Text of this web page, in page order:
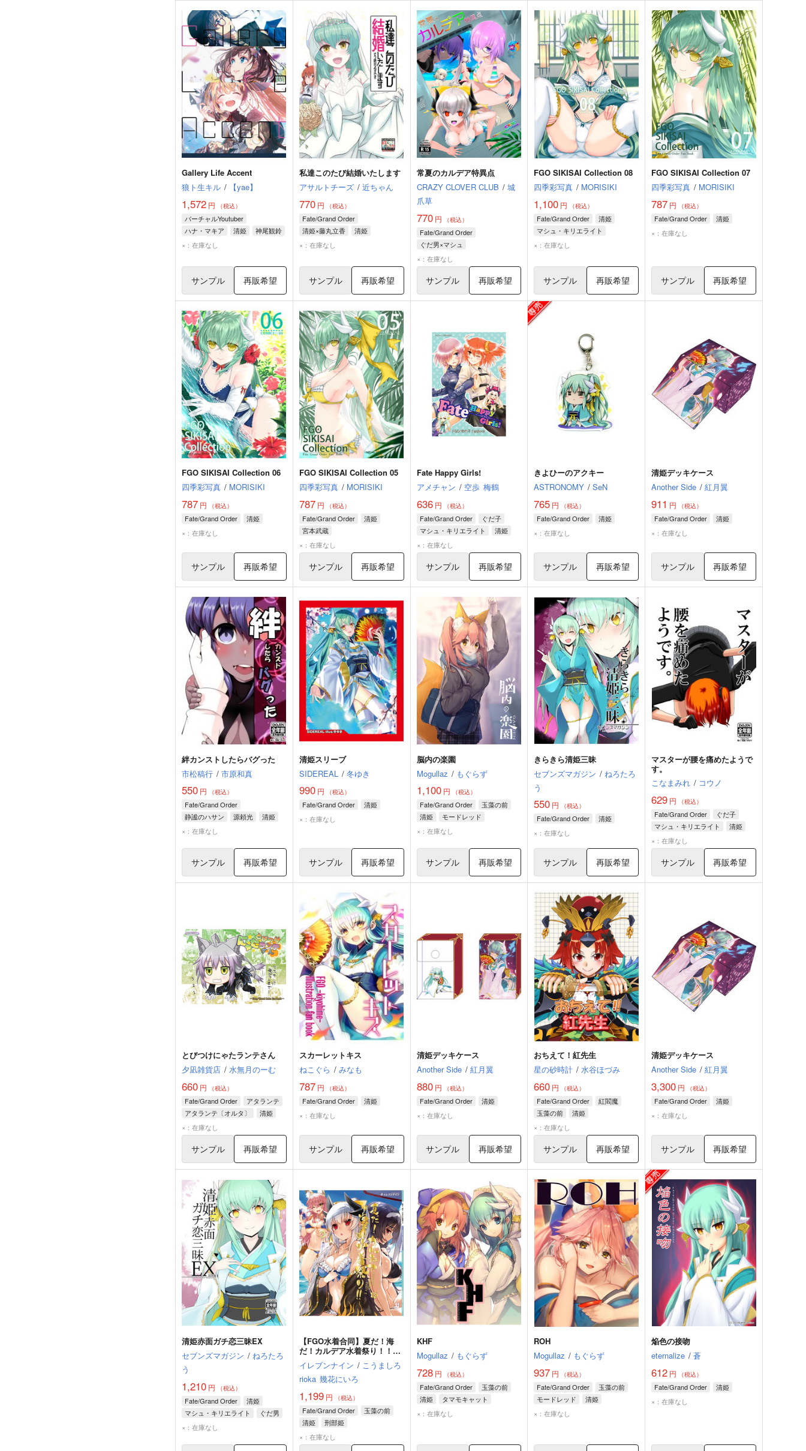
Gallery Life Accent
狼ト生キル / 【yae】
1,572 円 （税込）
バーチャルYoutuber
ハナ・マキア
清姫
神尾観鈴
×：在庫なし
サンプル 再販希望
私達このたび結婚いたします
アサルトチーズ / 近ちゃん
770円 （税込）
Fate/Grand Order
清姫×藤丸立香
清姫
ハベトロット
×：在庫なし
サンプル 再販希望
常夏のカルデア特異点
CRAZY CLOVER CLUB / 城
爪草
770円 （税込）
Fate/Grand Order
ぐだ男×マシュ
マシュ・キリエライト
静謐のハサン
×：在庫なし
サンプル 再販希望
FGO SIKISAI Collection 08
四季彩写真 / MORISIKI
1,100 円 （税込）
Fate/Grand Order
清姫
マシュ・キリエライト
×：在庫なし
サンプル 再販希望
FGO SIKISAI Collection 07
四季彩写真 / MORISIKI
787 円 （税込）
Fate/Grand Order
清姫
×：在庫なし
サンプル 再販希望
FGO SIKISAI Collection 06
四季彩写真 / MORISIKI
787 円 （税込）
Fate/Grand Order
清姫
×：在庫なし
サンプル 再販希望
FGO SIKISAI Collection 05
四季彩写真 / MORISIKI
787円 （税込）
Fate/Grand Order
清姫
宮本武蔵
×：在庫なし
サンプル 再販希望
Fate Happy Girls!
アメチャン / 空歩 梅鶴
636円 （税込）
Fate/Grand Order
ぐだ子
マシュ・キリエライト
清姫
×：在庫なし
サンプル 再販希望
きよひーのアクキー
ASTRONOMY / SeN
765 円 （税込）
Fate/Grand Order
清姫
×：在庫なし
サンプル 再販希望
清姫デッキケース
Another Side / 紅月翼
911 円 （税込）
Fate/Grand Order
清姫
×：在庫なし
サンプル 再販希望
絆カンストしたらバグった
市松稿行 / 市原和真
550 円 （税込）
Fate/Grand Order
静謐のハサン
源頼光
清姫
×：在庫なし
サンプル 再販希望
清姫スリーブ
SIDEREAL / 冬ゆき
990円 （税込）
Fate/Grand Order
清姫
×：在庫なし
サンプル 再販希望
脳内の楽園
Mogullaz / もぐらず
1,100円 （税込）
Fate/Grand Order
玉藻の前
清姫
モードレッド
×：在庫なし
サンプル 再販希望
きらきら清姫三昧
セブンズマガジン / ねろたろ
う
550 円 （税込）
Fate/Grand Order
清姫
×：在庫なし
サンプル 再販希望
マスターが腰を痛めたようで
す。
こなまみれ / コウノ
629 円 （税込）
Fate/Grand Order
ぐだ子
マシュ・キリエライト
清姫
×：在庫なし
サンプル 再販希望
とびつけにゃたランテさん
夕凪雑貨店 / 水無月のーむ
660 円 （税込）
Fate/Grand Order
アタランテ
アタランテ〔オルタ〕
清姫
×：在庫なし
サンプル 再販希望
スカーレットキス
ねこぐら / みなも
787円 （税込）
Fate/Grand Order
清姫
×：在庫なし
サンプル 再販希望
清姫デッキケース
Another Side / 紅月翼
880円 （税込）
Fate/Grand Order
清姫
×：在庫なし
サンプル 再販希望
おちえて！紅先生
星の砂時計 / 水谷ほづみ
660 円 （税込）
Fate/Grand Order
紅閻魔
玉藻の前
清姫
×：在庫なし
サンプル 再販希望
清姫デッキケース
Another Side / 紅月翼
3,300 円 （税込）
Fate/Grand Order
清姫
×：在庫なし
サンプル 再販希望
清姫赤面ガチ恋三昧EX
セブンズマガジン / ねろたろ
う
1,210 円 （税込）
Fate/Grand Order
清姫
マシュ・キリエライト
ぐだ男
×：在庫なし
【FGO水着合同】夏だ！海
だ！カルデア水着祭り！！
【日本サーヴァント（和鯖）
中心】
イレブンナイン / こうましろ
rioka 幾花にいろ
1,199円 （税込）
Fate/Grand Order
玉藻の前
清姫
刑部姫
×：在庫なし
KHF
Mogullaz / もぐらず
728円 （税込）
Fate/Grand Order
玉藻の前
清姫
タマモキャット
×：在庫なし
ROH
Mogullaz / もぐらず
937 円 （税込）
Fate/Grand Order
玉藻の前
モードレッド
清姫
×：在庫なし
焔色の接吻
eternalize / 蒼
612 円 （税込）
Fate/Grand Order
清姫
×：在庫なし